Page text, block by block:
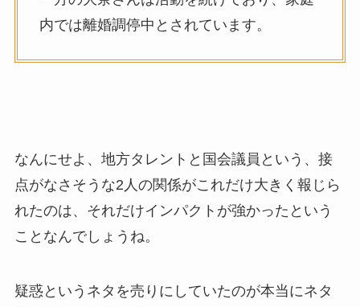
内では離婚調停中とされています。
なんにせよ、地方タレントと国会議員という、接
点がなさそうな2人の関係がこれだけ大きく報じら
れたのは、それだけインパクトが強かったという
ことなんでしょうね。
疑惑というネタを売りにしていたのが本当にネタ